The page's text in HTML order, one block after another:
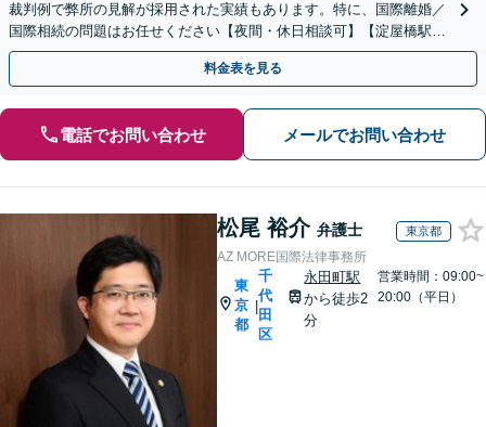
裁判例で弊所の見解が採用された実績もあります。特に、国際離婚／
国際相続の問題はお任せください【夜間・休日相談可】【淀屋橋駅6
分】
料金表を見る
電話でお問い合わせ メールでお問い合わせ
松尾 裕介 弁護士 東京都
AZ MORE国際法律事務所
東
京
都
|
千
代
田
区
永田町駅
から徒歩2
分
営業時間：09:00~
20:00（平日）